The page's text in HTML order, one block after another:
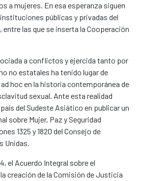
a mujeres. En esa esperanza siguen
públicas y privadas del
las que se inserta la Cooperación
a conflictos y ejercida tanto por
no estatales ha tenido lugar de
hoc en la historia contemporánea de
sexual. Ante esta realidad
del Sudeste Asiático en publicar un
sobre Mujer, Paz y Seguridad
1325 y 1820 del Consejo de
Unidas.
el Acuerdo Integral sobre el
creación de la Comisión de Justicia